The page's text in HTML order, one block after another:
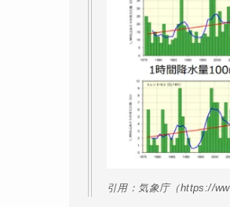
引用：気象庁（https://